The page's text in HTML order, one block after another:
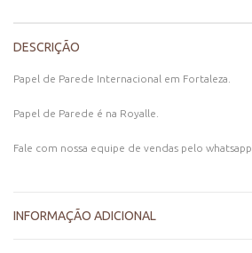
DESCRIÇÃO
Papel de Parede Internacional em Fortaleza.
Papel de Parede é na Royalle.
Fale com nossa equipe de vendas pelo whatsapp.
INFORMAÇÃO ADICIONAL